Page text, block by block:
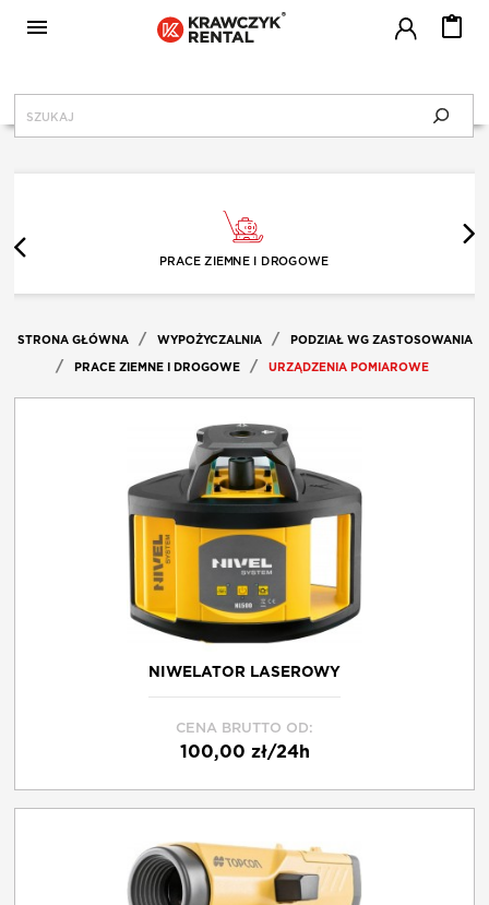

BLOG
JAK WYPOŻYCZAĆ?
FRANCZYZA
PRACE ZIEMNE I DROGOWE
STRONA GŁÓWNA WYPOŻYCZALNIA PODZIAŁ WG ZASTOSOWANIA
PRACE ZIEMNE I DROGOWE URZĄDZENIA POMIAROWE
NIWELATOR LASEROWY
CENA BRUTTO OD:
100,00 zł/24h